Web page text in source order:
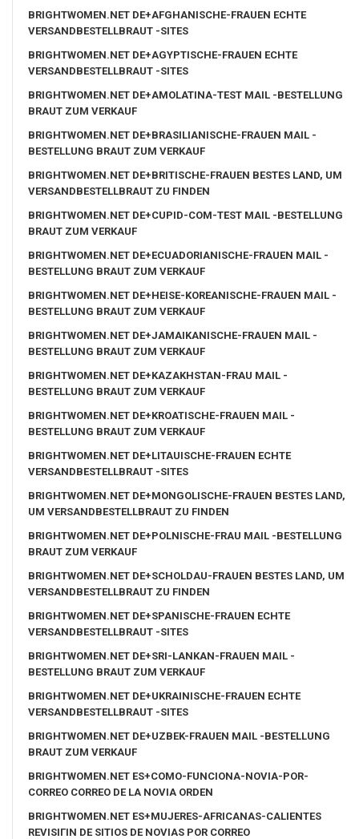
BRIGHTWOMEN.NET DE+AFGHANISCHE-FRAUEN ECHTE
VERSANDBESTELLBRAUT -SITES
BRIGHTWOMEN.NET DE+AGYPTISCHE-FRAUEN ECHTE
VERSANDBESTELLBRAUT -SITES
BRIGHTWOMEN.NET DE+AMOLATINA-TEST MAIL -BESTELLUNG
BRAUT ZUM VERKAUF
BRIGHTWOMEN.NET DE+BRASILIANISCHE-FRAUEN MAIL -
BESTELLUNG BRAUT ZUM VERKAUF
BRIGHTWOMEN.NET DE+BRITISCHE-FRAUEN BESTES LAND, UM
VERSANDBESTELLBRAUT ZU FINDEN
BRIGHTWOMEN.NET DE+CUPID-COM-TEST MAIL -BESTELLUNG
BRAUT ZUM VERKAUF
BRIGHTWOMEN.NET DE+ECUADORIANISCHE-FRAUEN MAIL -
BESTELLUNG BRAUT ZUM VERKAUF
BRIGHTWOMEN.NET DE+HEISE-KOREANISCHE-FRAUEN MAIL -
BESTELLUNG BRAUT ZUM VERKAUF
BRIGHTWOMEN.NET DE+JAMAIKANISCHE-FRAUEN MAIL -
BESTELLUNG BRAUT ZUM VERKAUF
BRIGHTWOMEN.NET DE+KAZAKHSTAN-FRAU MAIL -
BESTELLUNG BRAUT ZUM VERKAUF
BRIGHTWOMEN.NET DE+KROATISCHE-FRAUEN MAIL -
BESTELLUNG BRAUT ZUM VERKAUF
BRIGHTWOMEN.NET DE+LITAUISCHE-FRAUEN ECHTE
VERSANDBESTELLBRAUT -SITES
BRIGHTWOMEN.NET DE+MONGOLISCHE-FRAUEN BESTES LAND,
UM VERSANDBESTELLBRAUT ZU FINDEN
BRIGHTWOMEN.NET DE+POLNISCHE-FRAU MAIL -BESTELLUNG
BRAUT ZUM VERKAUF
BRIGHTWOMEN.NET DE+SCHOLDAU-FRAUEN BESTES LAND, UM
VERSANDBESTELLBRAUT ZU FINDEN
BRIGHTWOMEN.NET DE+SPANISCHE-FRAUEN ECHTE
VERSANDBESTELLBRAUT -SITES
BRIGHTWOMEN.NET DE+SRI-LANKAN-FRAUEN MAIL -
BESTELLUNG BRAUT ZUM VERKAUF
BRIGHTWOMEN.NET DE+UKRAINISCHE-FRAUEN ECHTE
VERSANDBESTELLBRAUT -SITES
BRIGHTWOMEN.NET DE+UZBEK-FRAUEN MAIL -BESTELLUNG
BRAUT ZUM VERKAUF
BRIGHTWOMEN.NET ES+COMO-FUNCIONA-NOVIA-POR-
CORREO CORREO DE LA NOVIA ORDEN
BRIGHTWOMEN.NET ES+MUJERES-AFRICANAS-CALIENTES
REVISIГІN DE SITIOS DE NOVIAS POR CORREO